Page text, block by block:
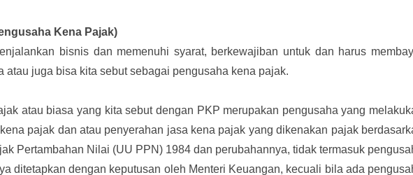
Kena Pajak)
bisnis dan memenuhi syarat, berkewajiban untuk dan harus
atau juga bisa kita sebut sebagai pengusaha kena pajak.
atau biasa yang kita sebut dengan PKP merupakan pengusaha yang
pajak dan atau penyerahan jasa kena pajak yang dikenakan pajak
Pertambahan Nilai (UU PPN) 1984 dan perubahannya, tidak termasuk
ditetapkan dengan keputusan oleh Menteri Keuangan, kecuali bila ada